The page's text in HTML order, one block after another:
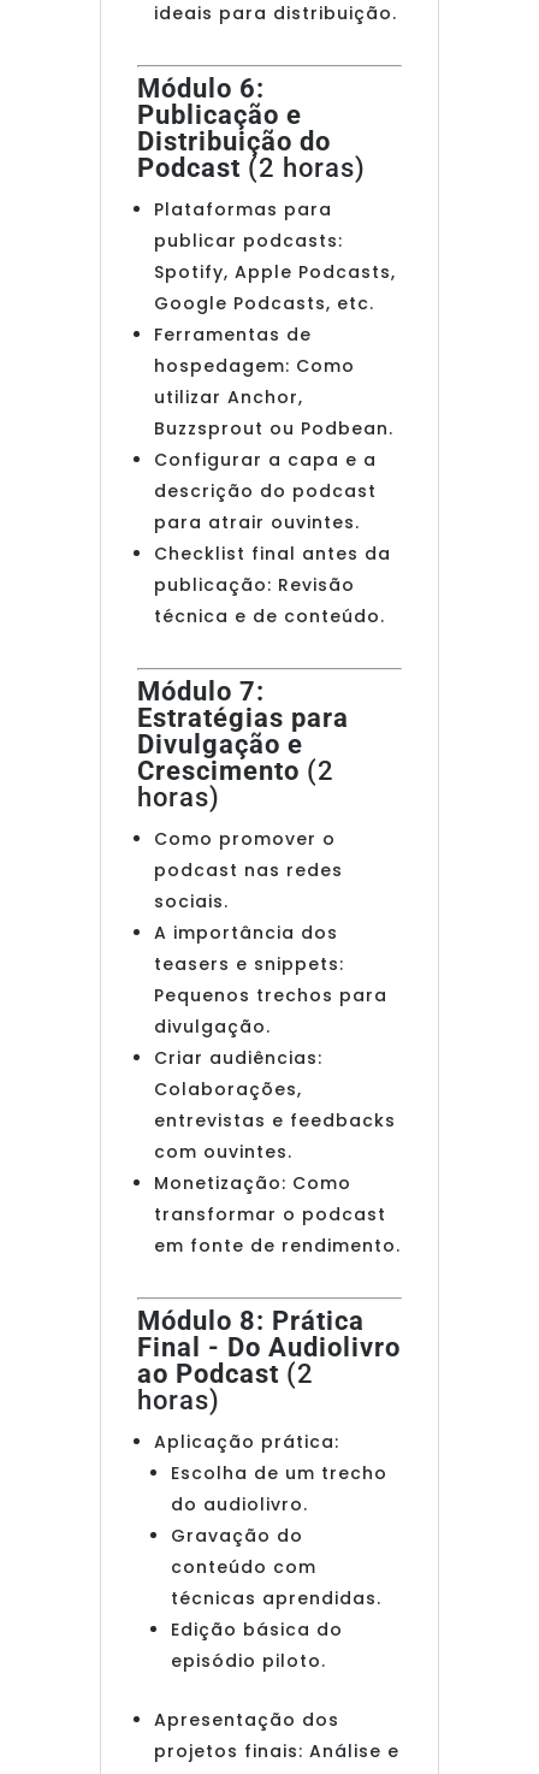
ideais para distribuição.
Módulo 6:
Publicação e
Distribuição do
Podcast (2 horas)
Plataformas para
publicar podcasts:
Spotify, Apple Podcasts,
Google Podcasts, etc.
Ferramentas de
hospedagem: Como
utilizar Anchor,
Buzzsprout ou Podbean.
Configurar a capa e a
descrição do podcast
para atrair ouvintes.
Checklist final antes da
publicação: Revisão
técnica e de conteúdo.
Módulo 7:
Estratégias para
Divulgação e
Crescimento (2
horas)
Como promover o
podcast nas redes
sociais.
A importância dos
teasers e snippets:
Pequenos trechos para
divulgação.
Criar audiências:
Colaborações,
entrevistas e feedbacks
com ouvintes.
Monetização: Como
transformar o podcast
em fonte de rendimento.
Módulo 8: Prática
Final - Do Audiolivro
ao Podcast (2
horas)
Aplicação prática:
Escolha de um trecho
do audiolivro.
Gravação do
conteúdo com
técnicas aprendidas.
Edição básica do
episódio piloto.
Apresentação dos
projetos finais: Análise e